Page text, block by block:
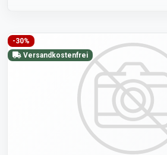
-30%
Versandkostenfrei